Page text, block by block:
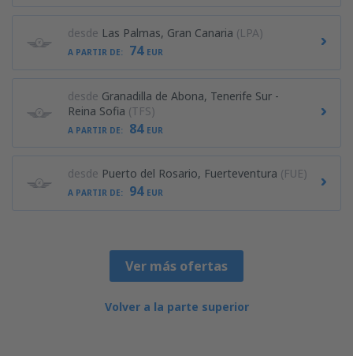
desde Las Palmas, Gran Canaria (LPA)
A PARTIR DE: 74 EUR
desde Granadilla de Abona, Tenerife Sur -
Reina Sofia (TFS)
A PARTIR DE: 84 EUR
desde Puerto del Rosario, Fuerteventura (FUE)
A PARTIR DE: 94 EUR
Ver más ofertas
Volver a la parte superior